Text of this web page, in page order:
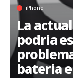
iPhone
La
podria
bateria